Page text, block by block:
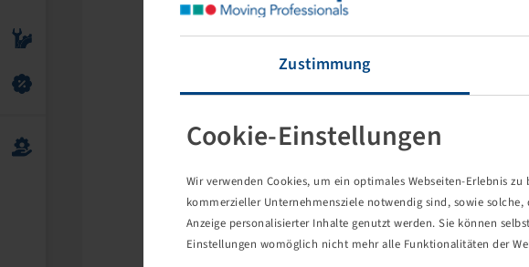
Zustimmung
Cookie-Einstellungen
Wir verwenden Cookies, um ein optimales Webseiten-Erlebnis
kommerzieller Unternehmensziele notwendig sind, sowie
Anzeige personalisierter Inhalte genutzt werden. Sie können
Einstellungen womöglich nicht mehr alle Funktionalitäten der